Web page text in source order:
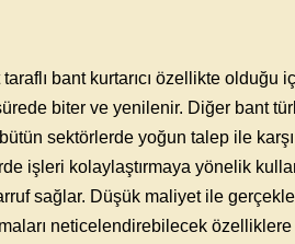
bantkurtarıcı özellikte olduğu
biter ve yenilenir. Diğer bant
sektörlerde yoğun talep ile
işleri kolaylaştırmaya yönelik
sağlar. Düşük maliyet ile
neticelendirebilecek